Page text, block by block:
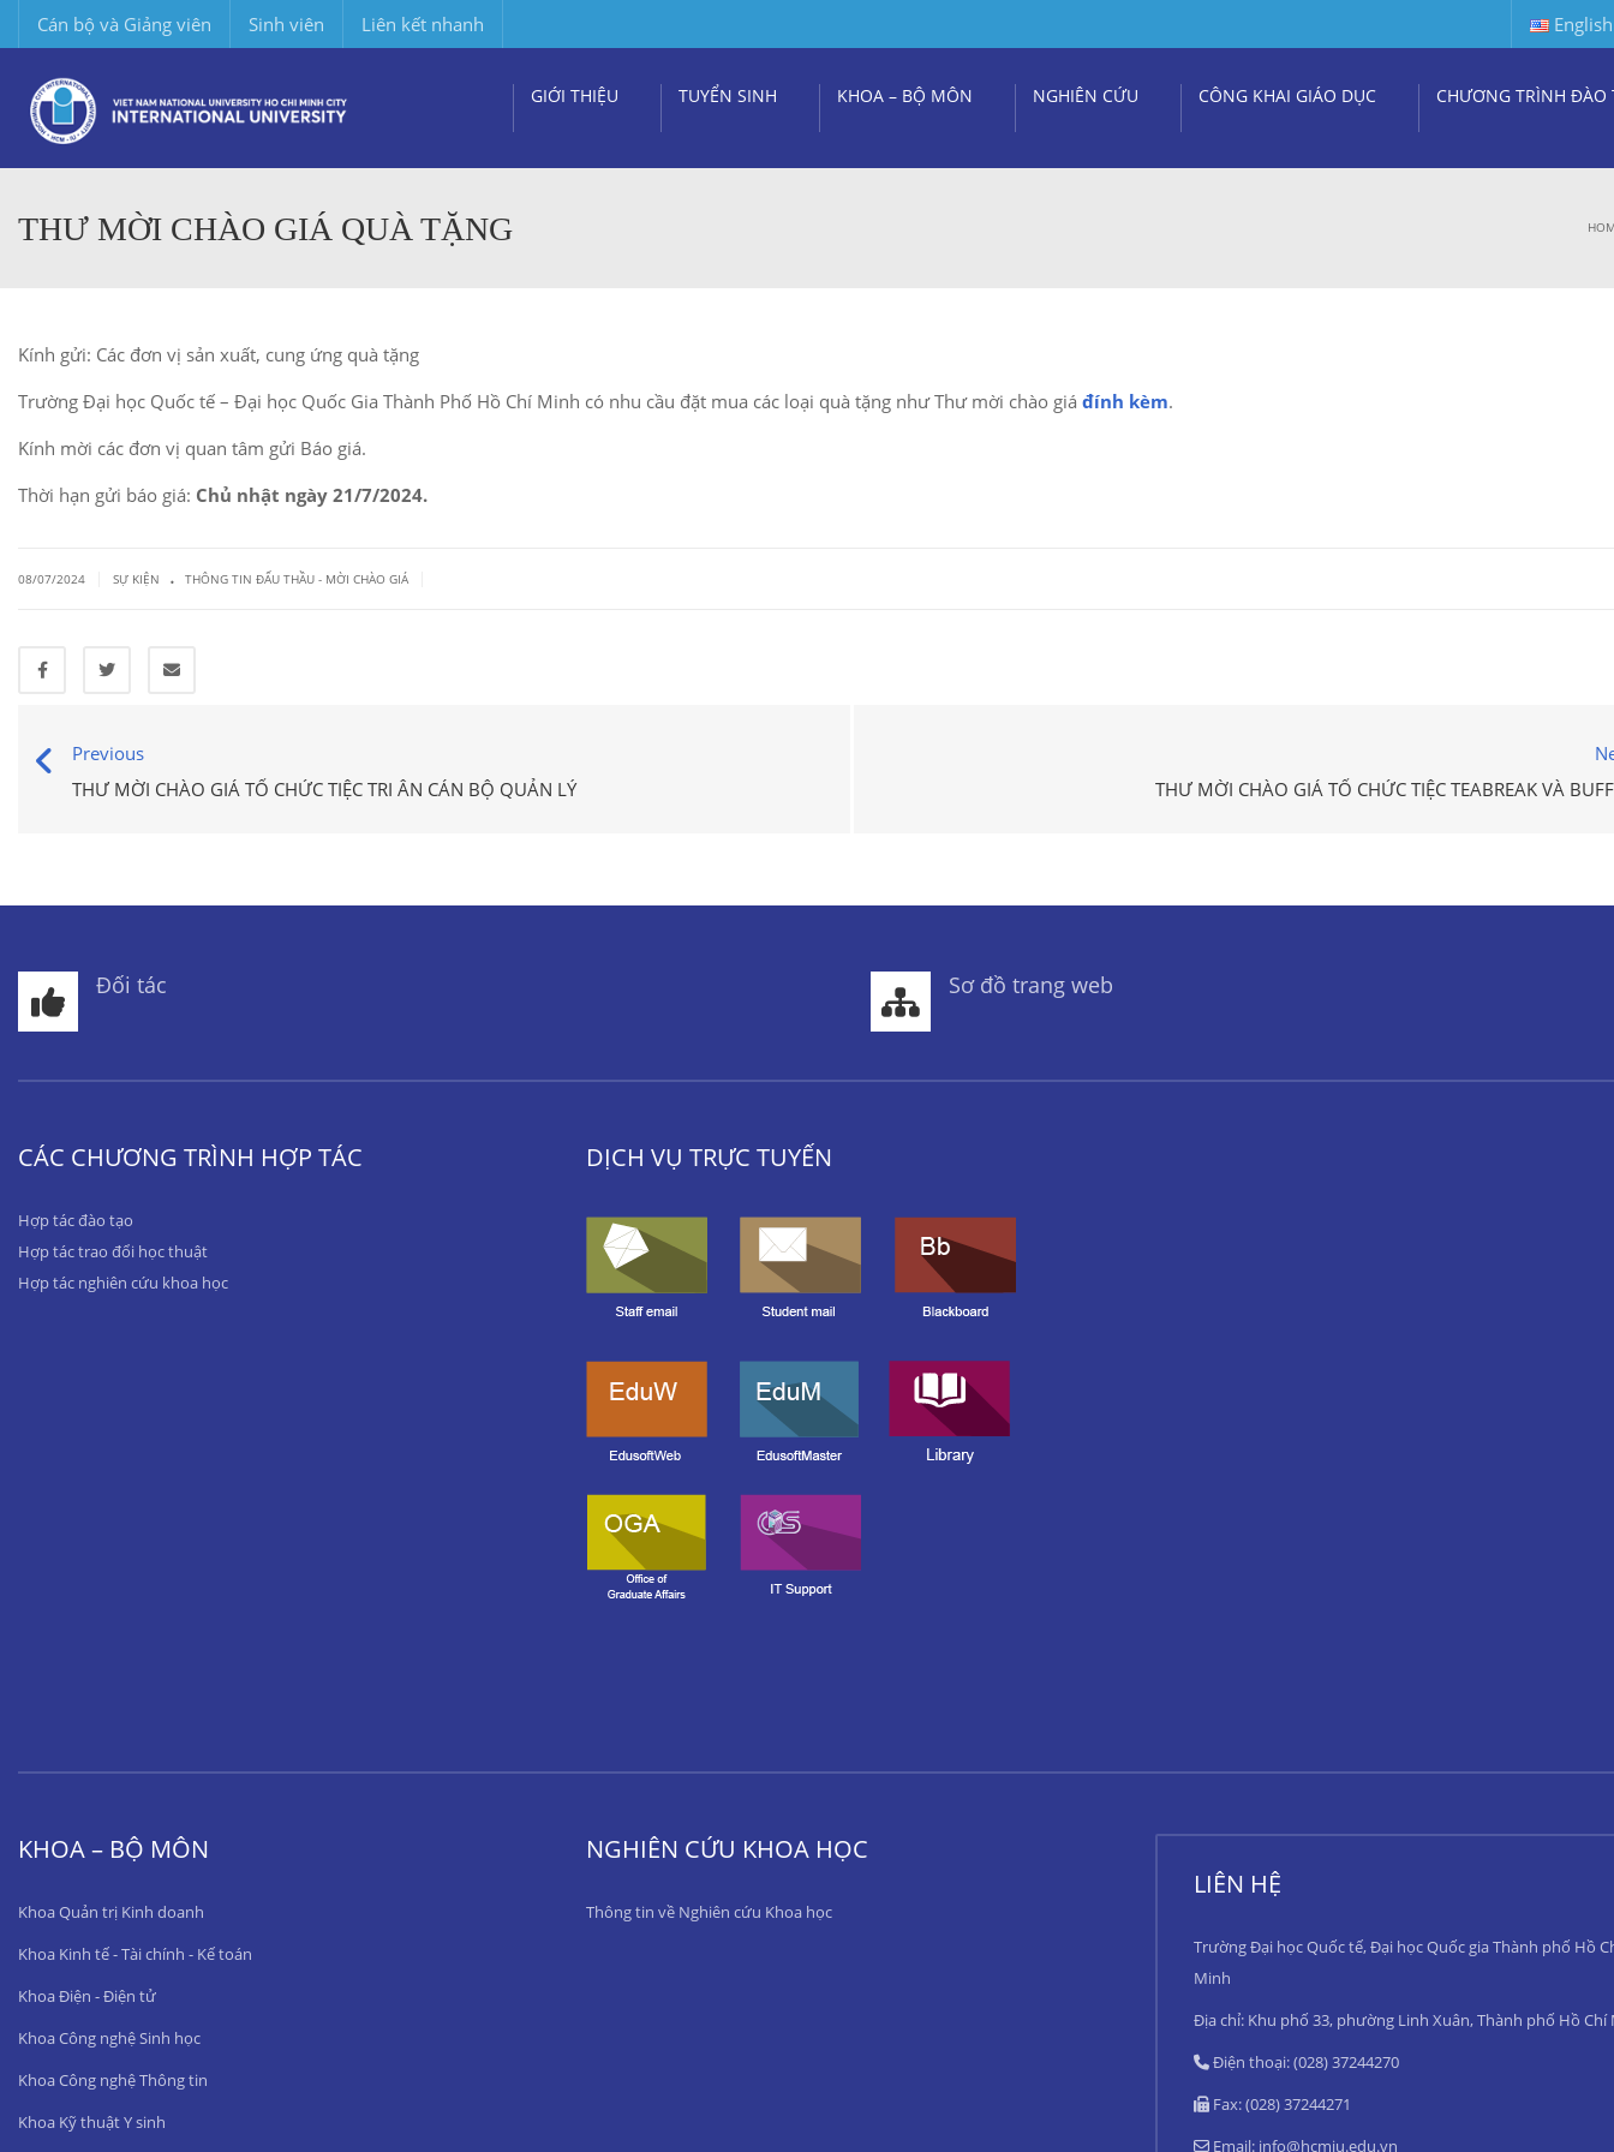
Cán bộ và Giảng viên Sinh viên Liên kết nhanh English
GIỚI THIỆU TUYỂN SINH KHOA – BỘ MÔN NGHIÊN CỨU CÔNG KHAI GIÁO DỤC CHƯƠNG TRÌNH ĐÀO
THƯ MỜI CHÀO GIÁ QUÀ TẶNG
Kính gửi: Các đơn vị sản xuất, cung ứng quà tặng
Trường Đại học Quốc tế – Đại học Quốc Gia Thành Phố Hồ Chí Minh có nhu cầu đặt mua các loại quà tặng như Thư mời chào giá đính kèm.
Kính mời các đơn vị quan tâm gửi Báo giá.
Thời hạn gửi báo giá: Chủ nhật ngày 21/7/2024.
08/07/2024 SỰ KIỆN . THÔNG TIN ĐẤU THẦU - MỜI CHÀO GIÁ
Previous
THƯ MỜI CHÀO GIÁ TỔ CHỨC TIỆC TRI ÂN CÁN BỘ QUẢN LÝ
THƯ MỜI CHÀO GIÁ TỔ CHỨC TIỆC TEABREAK VÀ
Đối tác Sơ đồ trang web
CÁC CHƯƠNG TRÌNH HỢP TÁC
Hợp tác đào tạo
Hợp tác trao đổi học thuật
Hợp tác nghiên cứu khoa học
DỊCH VỤ TRỰC TUYẾN
KHOA – BỘ MÔN
Khoa Quản trị Kinh doanh
Khoa Kinh tế - Tài chính - Kế toán
Khoa Điện - Điện tử
Khoa Công nghệ Sinh học
Khoa Công nghệ Thông tin
Khoa Kỹ thuật Y sinh
NGHIÊN CỨU KHOA HỌC
Thông tin về Nghiên cứu Khoa học
LIÊN HỆ
Trường Đại học Quốc tế, Đại học Quốc gia Thành phố Hồ
Minh
Địa chỉ: Khu phố 33, phường Linh Xuân, Thành phố Hồ Chí
Điện thoại: (028) 37244270
Fax: (028) 37244271
Email: info@hcmiu.edu.vn